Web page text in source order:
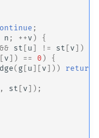
;
n ; ++ v )
{
&& st [ u ] != st [ v ])
v ]) == 0 )
{
( g [ u ][ v ])) return
, st [ v ]);